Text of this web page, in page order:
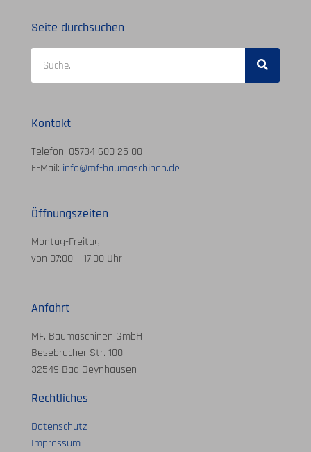
Seite durchsuchen
Kontakt
Telefon: 05734 600 25 00
E-Mail: info@mf-baumaschinen.de
Öffnungszeiten
Montag-Freitag
von 07:00 – 17:00 Uhr
Anfahrt
MF. Baumaschinen GmbH
Besebrucher Str. 100
32549 Bad Oeynhausen
Rechtliches
Datenschutz
Impressum